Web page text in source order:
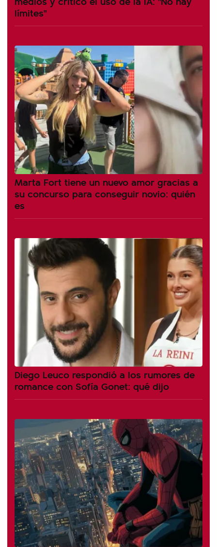
límites"
Marta Fort tiene un nuevo amor gracias a
su concurso para conseguir novio: quién
es
Diego Leuco respondió a los rumores de
romance con Sofía Gonet: qué dijo